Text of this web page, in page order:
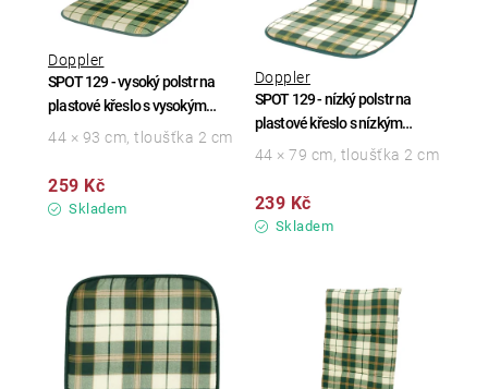
SPOT 129 - vysoký polstr na
plastové křeslo s vysokým
opěradlem
Doppler
Skladem
259 Kč
44 × 93 cm, tloušťka 2 cm
SPOT 129 - nízký polstr na
plastové křeslo s nízkým
opěradlem
Doppler
Skladem
239 Kč
44 × 79 cm, tloušťka 2 cm